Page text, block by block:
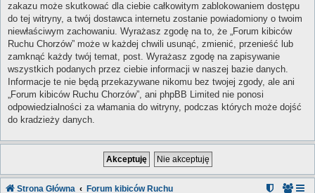
zakazu może skutkować dla ciebie całkowitym zablokowaniem dostępu
do tej witryny, a twój dostawca internetu zostanie powiadomiony o twoim
niewłaściwym zachowaniu. Wyrażasz zgodę na to, że „Forum kibiców
Ruchu Chorzów” może w każdej chwili usunąć, zmienić, przenieść lub
zamknąć każdy twój temat, post. Wyrażasz zgodę na zapisywanie
wszystkich podanych przez ciebie informacji w naszej bazie danych.
Informacje te nie będą przekazywane nikomu bez twojej zgody, ale ani
„Forum kibiców Ruchu Chorzów”, ani phpBB Limited nie ponosi
odpowiedzialności za włamania do witryny, podczas których może dojść
do kradzieży danych.
Strona Główna Forum kibiców Ruchu